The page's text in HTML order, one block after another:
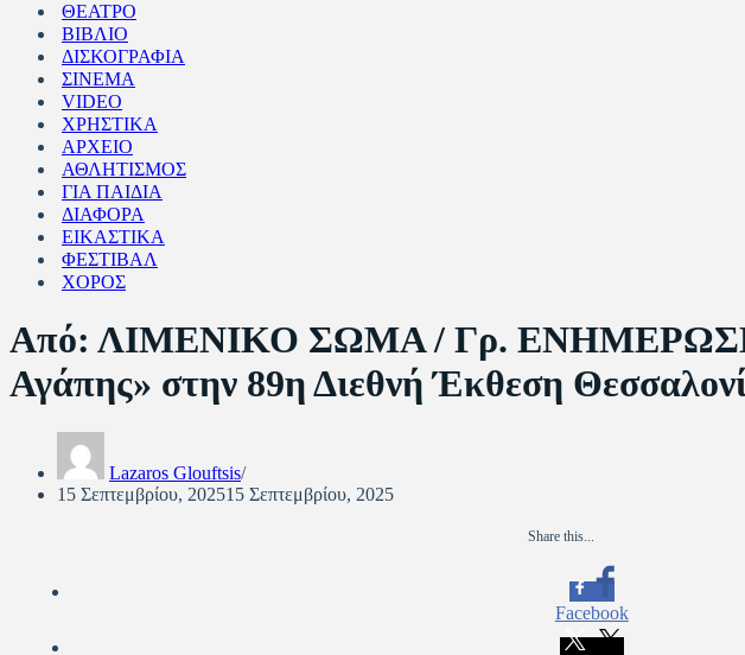
ΘΕΑΤΡΟ
ΒΙΒΛΙΟ
ΔΙΣΚΟΓΡΑΦΙΑ
ΣΙΝΕΜΑ
VIDEO
ΧΡΗΣΤΙΚΑ
ΑΡΧΕΙΟ
ΑΘΛΗΤΙΣΜΟΣ
ΓΙΑ ΠΑΙΔΙΑ
ΔΙΑΦΟΡΑ
ΕΙΚΑΣΤΙΚΑ
ΦΕΣΤΙΒΑΛ
ΧΟΡΟΣ
Από: ΛΙΜΕΝΙΚΟ ΣΩΜΑ / Γρ.
Αγάπης» στην 89η Διεθνή Έκθεση
Lazaros Glouftsis
15 Σεπτεμβρίου, 202515 Σεπτεμβρίου, 2025
Share this...
Facebook